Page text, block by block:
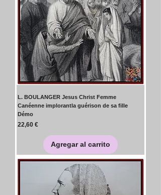
L. BOULANGER Jesus Christ Femme
Canéenne implorantla guérison de sa fille
Démo
Precio
22,60 €
Agregar al carrito